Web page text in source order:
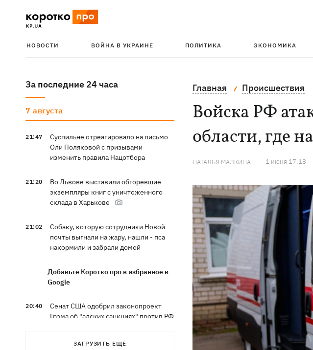
НОВОСТИ ВОЙНА В УКРАИНЕ ПОЛИТИКА ЭКОНОМИКА
За последние 24 часа
7 августа
21:47
Суспильне отреагировало на письмо
Оли Поляковой с призывами
изменить правила Нацотбора
21:20
Во Львове выставили обгоревшие
экземпляры книг с уничтоженного
склада в Харькове
21:02
Собаку, которую сотрудники Новой
почты выгнали на жару, нашли - пса
накормили и забрали домой
Добавьте Коротко про в избранное в
Google
20:40
Сенат США одобрил законопроект
Грэма об "адских санкциях" против РФ
Зеленский впервые прибыл в Сербию
ЗАГРУЗИТЬ ЕЩЕ
Главная Происшествия
Войска РФ
области, где
НАТАЛЬЯ МАЛКИНА 1 июня 17:18